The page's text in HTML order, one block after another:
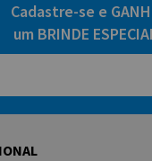
Cadastre-se e
um BRINDE